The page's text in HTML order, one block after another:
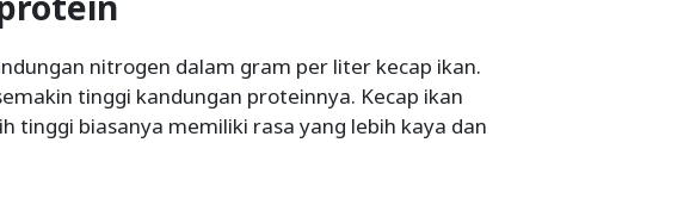
nitrogen dalam gram per liter kecap ikan.
tinggi kandungan proteinnya. Kecap ikan
tinggi biasanya memiliki rasa yang lebih kaya dan